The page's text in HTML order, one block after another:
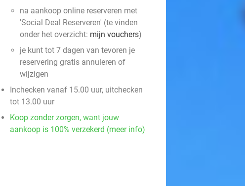
na aankoop online reserveren met
'Social Deal Reserveren' (te vinden
onder het overzicht: mijn vouchers)
je kunt tot 7 dagen van tevoren je
reservering gratis annuleren of
wijzigen
Inchecken vanaf 15.00 uur, uitchecken
tot 13.00 uur
Koop zonder zorgen, want jouw
aankoop is 100% verzekerd (meer info)